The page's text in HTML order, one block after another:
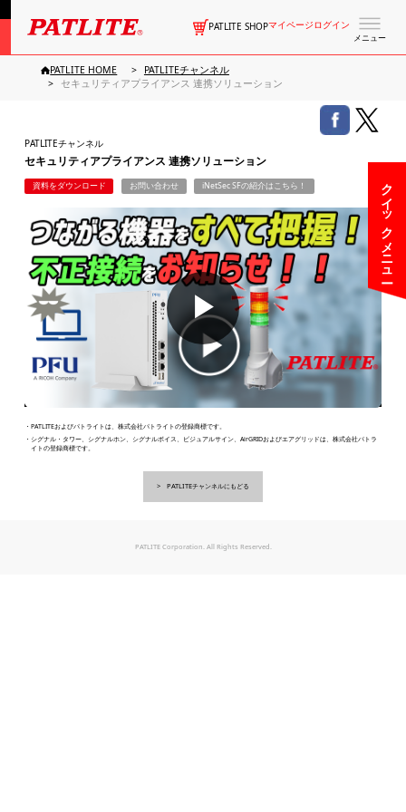
メニュー
PATLITE SHOPマイページログイン
クイックメニュー
PATLITE HOME
PATLITEチャンネル
セキュリティアプライアンス 連携ソリューション
PATLITEチャンネル
セキュリティアプライアンス 連携ソリューション
資料をダウンロード お問い合わせ iNetSec SFの紹介はこちら！
▶
・PATLITEおよびパトライトは、株式会社パトライトの登録商標です。
・シグナル・タワー、シグナルホン、シグナルボイス、ビジュアルサイン、AirGRIDおよびエアグリッドは、株式会社パトラ
イトの登録商標です。
PATLITEチャンネルにもどる
PATLITE Corporation. All Rights Reserved.